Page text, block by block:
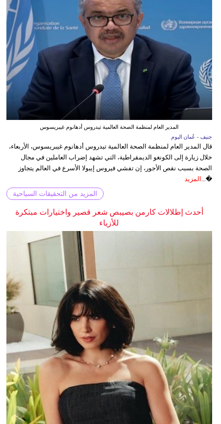
المدير العام لمنظمة الصحة العالمية تيدروس أدهانوم غيبريسوس
جنيف - عُمان اليوم
قال المدير العام لمنظمة الصحة العالمية تيدروس أدهانوم غيبريسوس، الأربعاء،
خلال زيارة إلى الكونغو الديمقراطية، التي تشهد إضراب العاملين في مجال
الصحة بسبب نقص الأجور، إن تفشي فيروس إيبولا الأسرع في العالم يتجاوز
�... المزيد
المزيد من التحقيقات السياحية
أحدث إطلالات كارمن بصيبص شعر قصير واختيارات مبتكرة
للأزياء